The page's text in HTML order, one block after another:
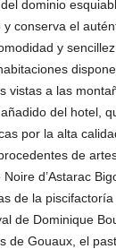
dominio
conserva el
y
vistas a las
del hotel,
por la alta
de
d’Astarac
de la
de Dominique
de Gouaux, el